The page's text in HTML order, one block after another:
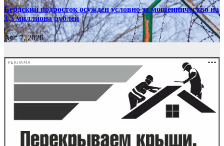
Бердский подросток осужден условно за мошенничество на
3,5 миллиона рублей
Авг 7, 2026
РЕКЛАМА